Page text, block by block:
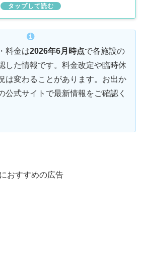
料金は2026年6月時点で各施設の
した情報です。料金改定や臨時休
は変わることがあります。お出か
公式サイトで最新情報をご確認く
おすすめの広告